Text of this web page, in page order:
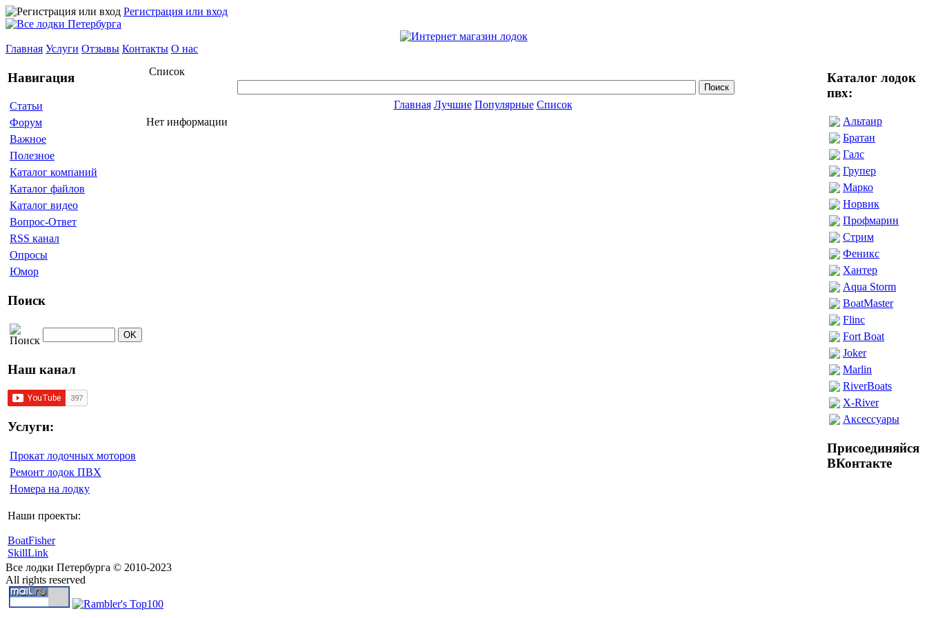
Регистрация или вход
Главная Услуги Отзывы Контакты О нас
Навигация
Статьи
Форум
Важное
Полезное
Каталог компаний
Каталог файлов
Каталог видео
Вопрос-Ответ
RSS канал
Опросы
Юмор
Поиск
Наш канал
Услуги:
Прокат лодочных моторов
Ремонт лодок ПВХ
Номера на лодку
Наши проекты:
BoatFisher
SkillLink
Список
Главная Лучшие Популярные Список
Нет информации
Каталог лодок
пвх:
Альтаир
Братан
Галс
Групер
Марко
Норвик
Профмарин
Стрим
Феникс
Хантер
Aqua Storm
BoatMaster
Flinc
Fort Boat
Joker
Marlin
RiverBoats
X-River
Аксессуары
Присоединяйся
ВКонтакте
Все лодки Петербурга © 2010-2023
All rights reserved